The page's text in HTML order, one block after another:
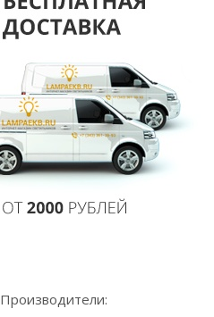
Производители: